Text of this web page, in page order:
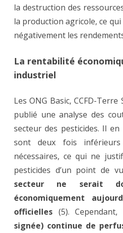
la destruction des
la production agricole, ce
négativement les
La rentabilité
industriel
Les ONG Basic, CCFD-
publié une analyse des
secteur des pesticides. Il
sont deux fois inférieurs
nécessaires, ce qui ne
pesticides d’un point de
secteur ne serait
économiquement
officielles (5). Cependant,
signée) continue de